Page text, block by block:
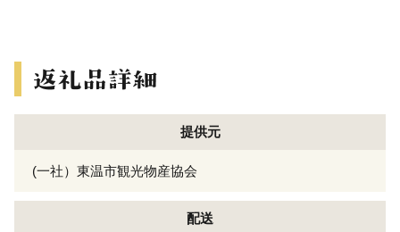
提供元
(一社）東温市観光物産協会
配送